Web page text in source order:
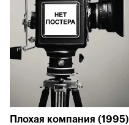
Плохая компания (1995)